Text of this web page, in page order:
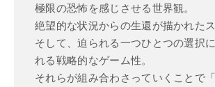
極限の恐怖を感じさせる世界観。
絶望的な状況からの生還が描かれたス
そして、迫られる一つひとつの選択
れる戦略的なゲーム性。
それらが組み合わさっていくことで